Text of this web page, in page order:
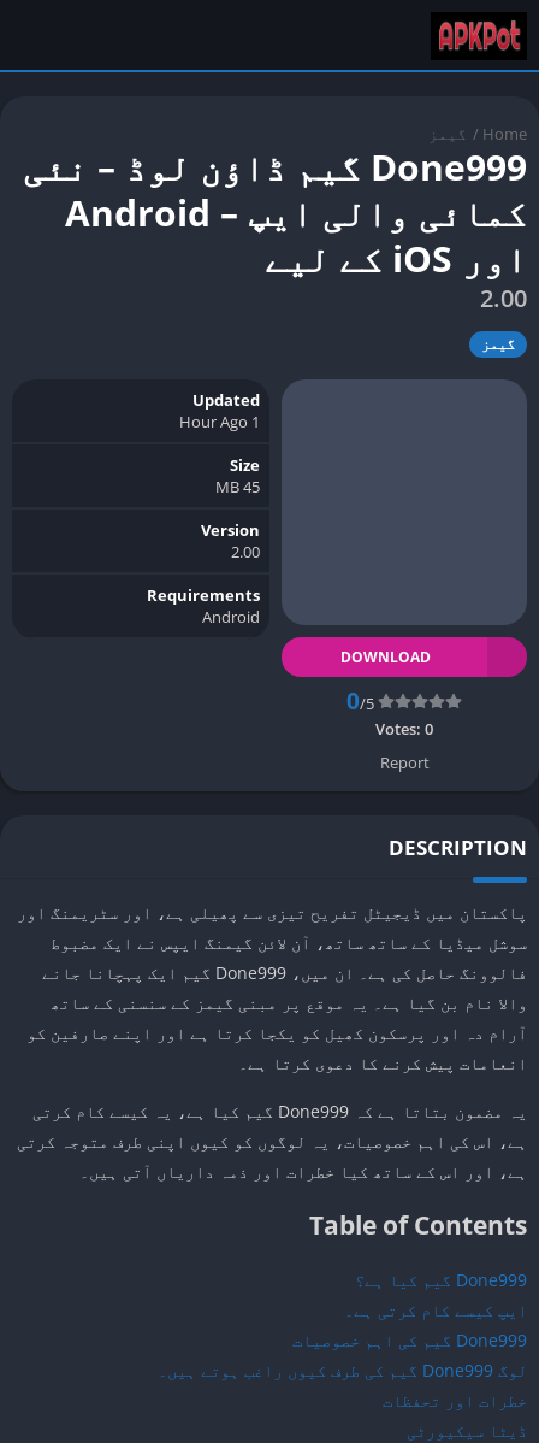
Home
/ گیمز
Done999 گیم ڈاؤن لوڈ – نئی
کمائی والی ایپ – Android
اور iOS کے لیے
2.00
گیمز
DOWNLOAD
0/5
Votes: 0
Report
Updated
1 Hour Ago
Size
45 MB
Version
2.00
Requirements
Android
DESCRIPTION
پاکستان میں ڈیجیٹل تفریح ​​تیزی سے پھیلی ہے، اور سٹریمنگ اور
سوشل میڈیا کے ساتھ ساتھ، آن لائن گیمنگ ایپس نے ایک مضبوط
فالوونگ حاصل کی ہے۔ ان میں، Done999 گیم ایک پہچانا جانے
والا نام بن گیا ہے۔ یہ موقع پر مبنی گیمز کے سنسنی کے ساتھ
آرام دہ اور پرسکون کھیل کو یکجا کرتا ہے اور اپنے صارفین کو
انعامات پیش کرنے کا دعوی کرتا ہے۔
یہ مضمون بتاتا ہے کہ Done999 گیم کیا ہے، یہ کیسے کام کرتی
ہے، اس کی اہم خصوصیات، یہ لوگوں کو کیوں اپنی طرف متوجہ کرتی
ہے، اور اس کے ساتھ کیا خطرات اور ذمہ داریاں آتی ہیں۔
Table of Contents
Done999 گیم کیا ہے؟
ایپ کیسے کام کرتی ہے۔
Done999 گیم کی اہم خصوصیات
لوگ Done999 گیم کی طرف کیوں راغب ہوتے ہیں۔
خطرات اور تحفظات
ڈیٹا سیکیورٹی